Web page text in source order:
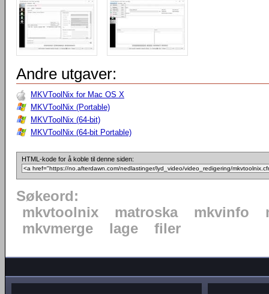
Andre utgaver:
MKVToolNix for Mac OS X
MKVToolNix (Portable)
MKVToolNix (64-bit)
MKVToolNix (64-bit Portable)
HTML-kode for å koble til denne siden:
Søkeord:
mkvtoolnix
matroska mkvinfo
mkvmerge
lage filer